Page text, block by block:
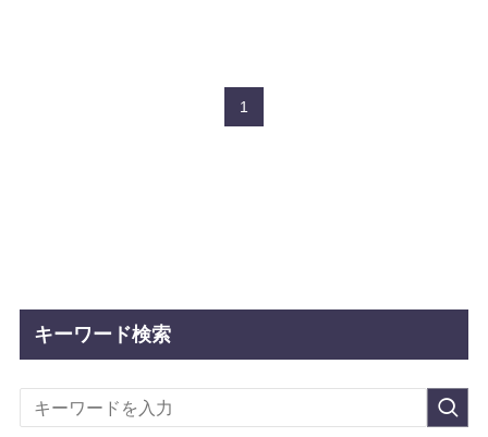
1
キーワード検索